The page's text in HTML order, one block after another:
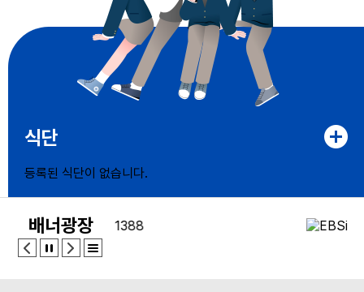
식단
등록된 식단이 없습니다.
배너광장